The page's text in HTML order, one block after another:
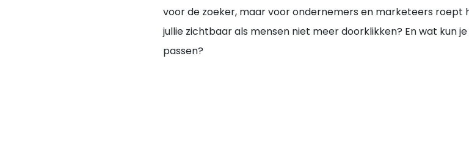
voor de zoeker, maar voor ondernemers en marketeers roept
jullie zichtbaar als mensen niet meer doorklikken? En wat kun
passen?